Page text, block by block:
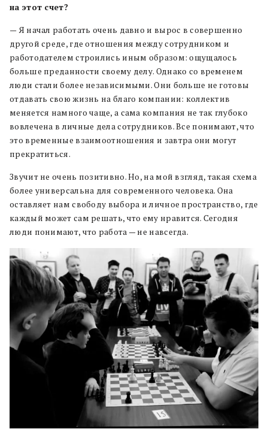
на этот счет?
— Я начал работать очень давно и вырос в совершенно
другой среде, где отношения между сотрудником и
работодателем строились иным образом: ощущалось
больше преданности своему делу. Однако со временем
люди стали более независимыми. Они больше не готовы
отдавать свою жизнь на благо компании: коллектив
меняется намного чаще, а сама компания не так глубоко
вовлечена в личные дела сотрудников. Все понимают, что
это временные взаимоотношения и завтра они могут
прекратиться.
Звучит не очень позитивно. Но, на мой взгляд, такая схема
более универсальна для современного человека. Она
оставляет нам свободу выбора и личное пространство, где
каждый может сам решать, что ему нравится. Сегодня
люди понимают, что работа — не навсегда.